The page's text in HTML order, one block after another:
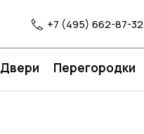
+7 (495) 662-87-32
Двери Перегородки